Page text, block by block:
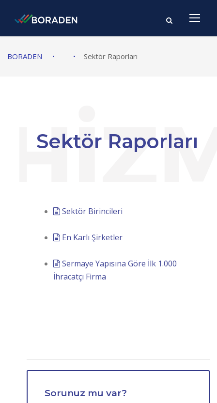
BORADEN • • Sektör Raporları
Sektör Raporları
Sektör Birincileri
En Karlı Şirketler
Sermaye Yapısına Göre İlk 1.000
İhracatçı Firma
Sorunuz mu var?